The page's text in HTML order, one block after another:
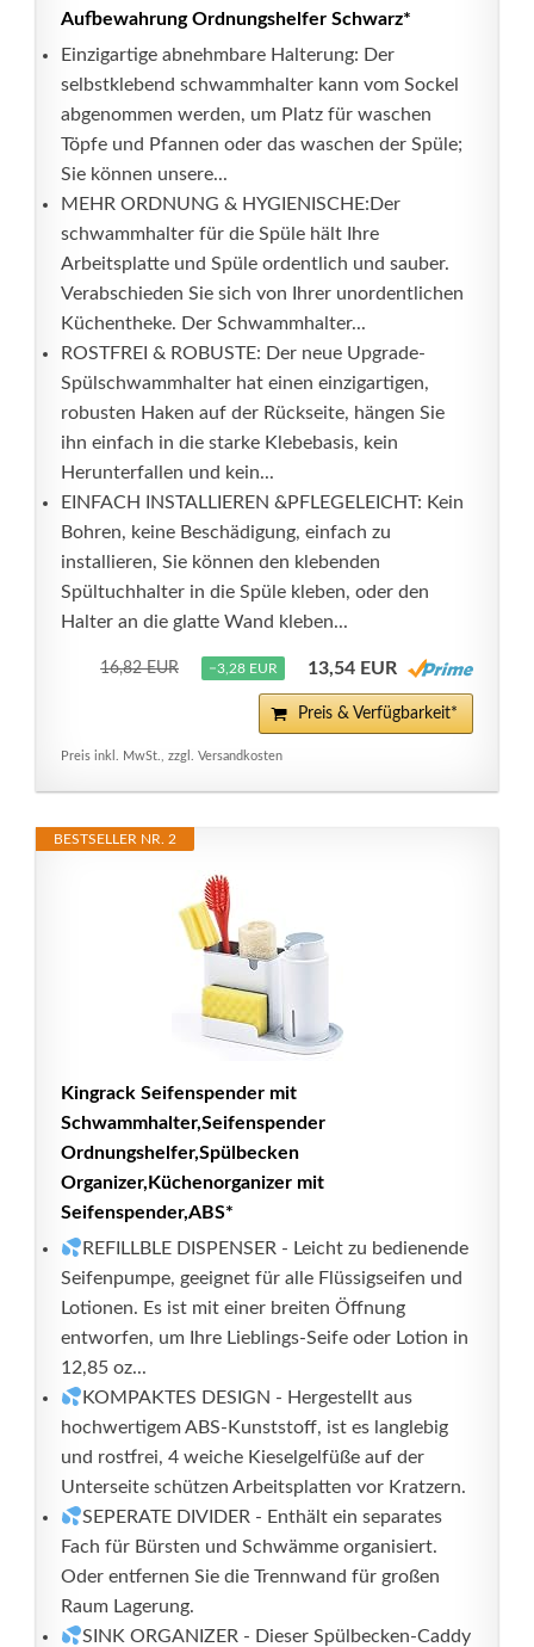
Aufbewahrung Ordnungshelfer Schwarz*
Einzigartige abnehmbare Halterung: Der
selbstklebend schwammhalter kann vom Sockel
abgenommen werden, um Platz für waschen
Töpfe und Pfannen oder das waschen der Spüle;
Sie können unsere...
MEHR ORDNUNG & HYGIENISCHE:Der
schwammhalter für die Spüle hält Ihre
Arbeitsplatte und Spüle ordentlich und sauber.
Verabschieden Sie sich von Ihrer unordentlichen
Küchentheke. Der Schwammhalter...
ROSTFREI & ROBUSTE: Der neue Upgrade-
Spülschwammhalter hat einen einzigartigen,
robusten Haken auf der Rückseite, hängen Sie
ihn einfach in die starke Klebebasis, kein
Herunterfallen und kein...
EINFACH INSTALLIEREN &PFLEGELEICHT: Kein
Bohren, keine Beschädigung, einfach zu
installieren, Sie können den klebenden
Spültuchhalter in die Spüle kleben, oder den
Halter an die glatte Wand kleben...
16,82 EUR −3,28 EUR 13,54 EUR
Preis & Verfügbarkeit*
Preis inkl. MwSt., zzgl. Versandkosten
BESTSELLER NR. 2
Kingrack Seifenspender mit
Schwammhalter,Seifenspender
Ordnungshelfer,Spülbecken
Organizer,Küchenorganizer mit
Seifenspender,ABS*
REFILLBLE DISPENSER - Leicht zu bedienende
Seifenpumpe, geeignet für alle Flüssigseifen und
Lotionen. Es ist mit einer breiten Öffnung
entworfen, um Ihre Lieblings-Seife oder Lotion in
12,85 oz...
KOMPAKTES DESIGN - Hergestellt aus
hochwertigem ABS-Kunststoff, ist es langlebig
und rostfrei, 4 weiche Kieselgelfüße auf der
Unterseite schützen Arbeitsplatten vor Kratzern.
SEPERATE DIVIDER - Enthält ein separates
Fach für Bürsten und Schwämme organisiert.
Oder entfernen Sie die Trennwand für großen
Raum Lagerung.
SINK ORGANIZER - Dieser Spülbecken-Caddy